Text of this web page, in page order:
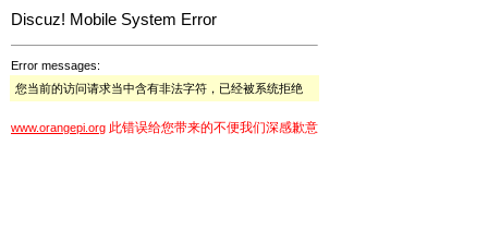
Discuz! Mobile System Error
Error messages:
您当前的访问请求当中含有非法字符，已经被系统拒绝
www.orangepi.org 此错误给您带来的不便我们深感歉意